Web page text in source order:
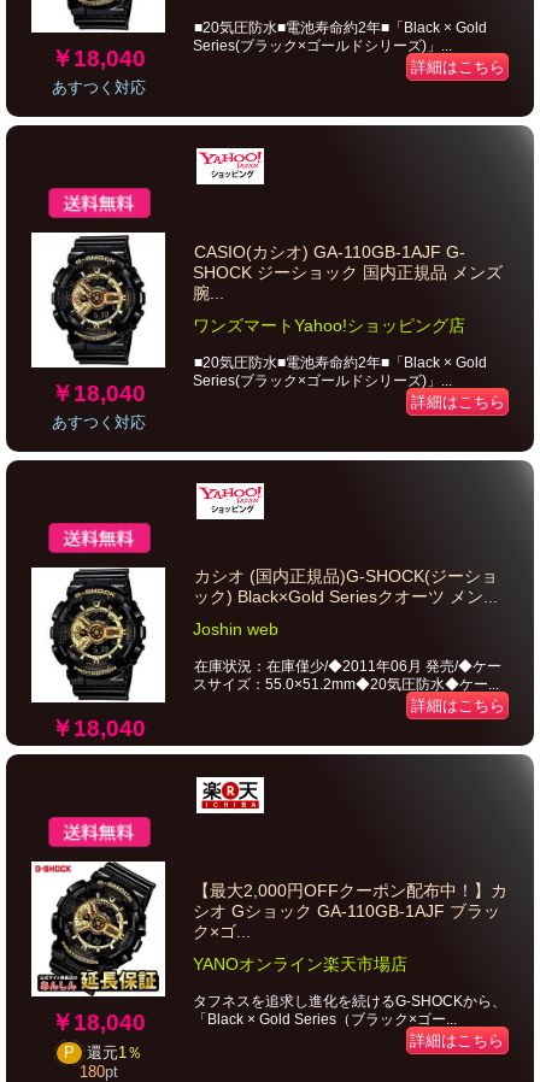
￥18,040
あすつく対応
■20気圧防水■電池寿命約2年■「Black × Gold
Series(ブラック×ゴールドシリーズ)」...
詳細はこちら
￥18,040
あすつく対応
CASIO(カシオ) GA-110GB-1AJF G-
SHOCK ジーショック 国内正規品 メンズ
腕...
ワンズマートYahoo!ショッピング店
■20気圧防水■電池寿命約2年■「Black × Gold
Series(ブラック×ゴールドシリーズ)」...
詳細はこちら
￥18,040
カシオ (国内正規品)G-SHOCK(ジーショ
ック) Black×Gold Seriesクオーツ メン...
Joshin web
在庫状況：在庫僅少/◆2011年06月 発売/◆ケー
スサイズ：55.0×51.2mm◆20気圧防水◆ケー...
詳細はこちら
￥18,040
P 還元1％
180pt
【最大2,000円OFFクーポン配布中！】カ
シオ Gショック GA-110GB-1AJF ブラッ
ク×ゴ...
YANOオンライン楽天市場店
タフネスを追求し進化を続けるG-SHOCKから、
「Black × Gold Series（ブラック×ゴー...
詳細はこちら